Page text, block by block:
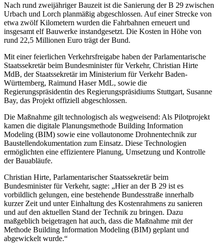
Nach rund zweijähriger Bauzeit ist die Sanierung der B 29 zwischen
Urbach und Lorch planmäßig abgeschlossen. Auf einer Strecke von
etwa zwölf Kilometern wurden die Fahrbahnen erneuert und
insgesamt elf Bauwerke instandgesetzt. Die Kosten in Höhe von
rund 22,5 Millionen Euro trägt der Bund.
Mit einer feierlichen Verkehrsfreigabe haben der Parlamentarische
Staatssekretär beim Bundesminister für Verkehr, Christian Hirte
MdB, der Staatssekretär im Ministerium für Verkehr Baden-
Württemberg, Raimund Haser MdL, sowie die
Regierungspräsidentin des Regierungspräsidiums Stuttgart, Susanne
Bay, das Projekt offiziell abgeschlossen.
Die Maßnahme gilt technologisch als wegweisend: Als Pilotprojekt
kamen die digitale Planungsmethode Building Information
Modeling (BIM) sowie eine vollautonome Drohnentechnik zur
Baustellendokumentation zum Einsatz. Diese Technologien
ermöglichten eine effizientere Planung, Umsetzung und Kontrolle
der Bauabläufe.
Christian Hirte, Parlamentarischer Staatssekretär beim
Bundesminister für Verkehr, sagte: „Hier an der B 29 ist es
vorbildlich gelungen, eine bestehende Bundesstraße innerhalb
kurzer Zeit und unter Einhaltung des Kostenrahmens zu sanieren
und auf den aktuellen Stand der Technik zu bringen. Dazu
maßgeblich beigetragen hat auch, dass die Maßnahme mit der
Methode Building Information Modeling (BIM) geplant und
abgewickelt wurde.“